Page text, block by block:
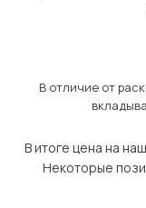
В отличие от
В итоге цена на
Некоторые